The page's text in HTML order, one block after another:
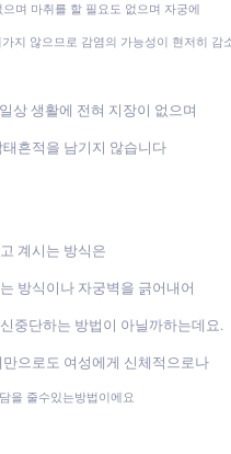
며 마취를 할 필요도 없으며 자궁에
지 않으므로 감염의 가능성이 현저히 감
상 생활에 전혀 지장이 없으며
흔적을 남기지 않습니다
계시는 방식은
방식이나 자궁벽을 긁어내어
중단하는 방법이 아닐까하는데요.
만으로도 여성에게 신체적으로나
을 줄수있는방법이에요